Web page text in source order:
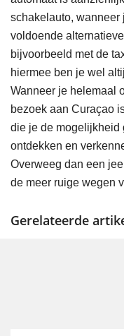
schakelauto, wanneer
voldoende
bijvoorbeeld met de
hiermee ben je wel
Wanneer je helemaal
bezoek aan Curaçao
die je de mogelijkheid
ontdekken en
Overweeg dan een
de meer ruige wegen
Gerelateerde